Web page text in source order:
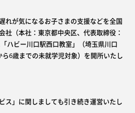
れが気になるお子さまの支援などを全国
社（本社：東京都中央区、代表取締役：
ハビー川口駅西口教室」（埼玉県川口
6歳までの未就学児対象）を開所いたし
ス」に関しましても引き続き運営いたし